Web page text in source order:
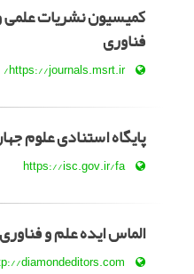
کمیسیون نشریات علمی
فناوری
https://journals.msrt.ir/
پایگاه استنادی علوم
https://isc.gov.ir/fa
الماس ایده علم و فناوری
diamondeditors.com/